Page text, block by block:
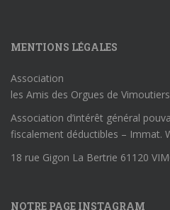
MENTIONS LÉGALES
Association
les Amis des Orgues de Vimoutiers
Association d’intérêt général
fiscalement déductibles – Immat.
18 rue Gigon La Bertrie 61120
NOTRE PAGE INSTAGRAM